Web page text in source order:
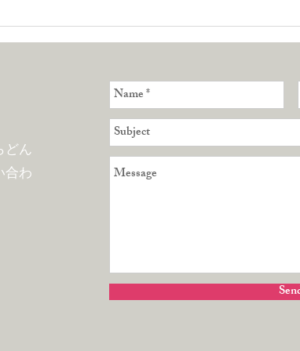
ベトナム・ハノイに引っ越し
ました！
【
も
どん
合わ